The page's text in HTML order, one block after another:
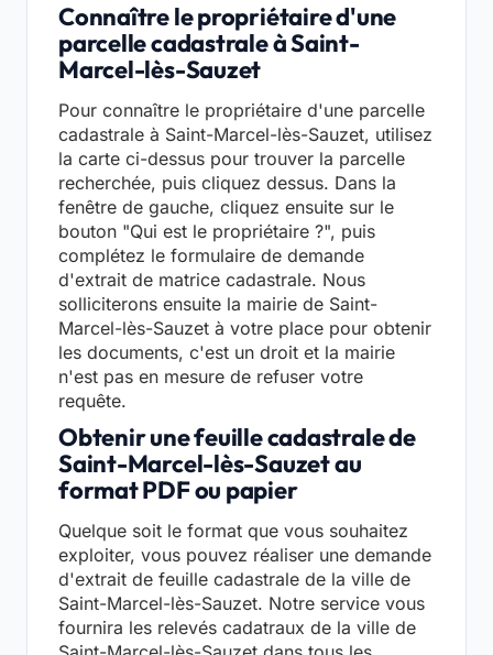
Connaître le propriétaire d'une
parcelle cadastrale à Saint-
Marcel-lès-Sauzet
Pour connaître le propriétaire d'une parcelle
cadastrale à Saint-Marcel-lès-Sauzet, utilisez
la carte ci-dessus pour trouver la parcelle
recherchée, puis cliquez dessus. Dans la
fenêtre de gauche, cliquez ensuite sur le
bouton "Qui est le propriétaire ?", puis
complétez le formulaire de demande
d'extrait de matrice cadastrale. Nous
solliciterons ensuite la mairie de Saint-
Marcel-lès-Sauzet à votre place pour obtenir
les documents, c'est un droit et la mairie
n'est pas en mesure de refuser votre
requête.
Obtenir une feuille cadastrale de
Saint-Marcel-lès-Sauzet au
format PDF ou papier
Quelque soit le format que vous souhaitez
exploiter, vous pouvez réaliser une demande
d'extrait de feuille cadastrale de la ville de
Saint-Marcel-lès-Sauzet. Notre service vous
fournira les relevés cadatraux de la ville de